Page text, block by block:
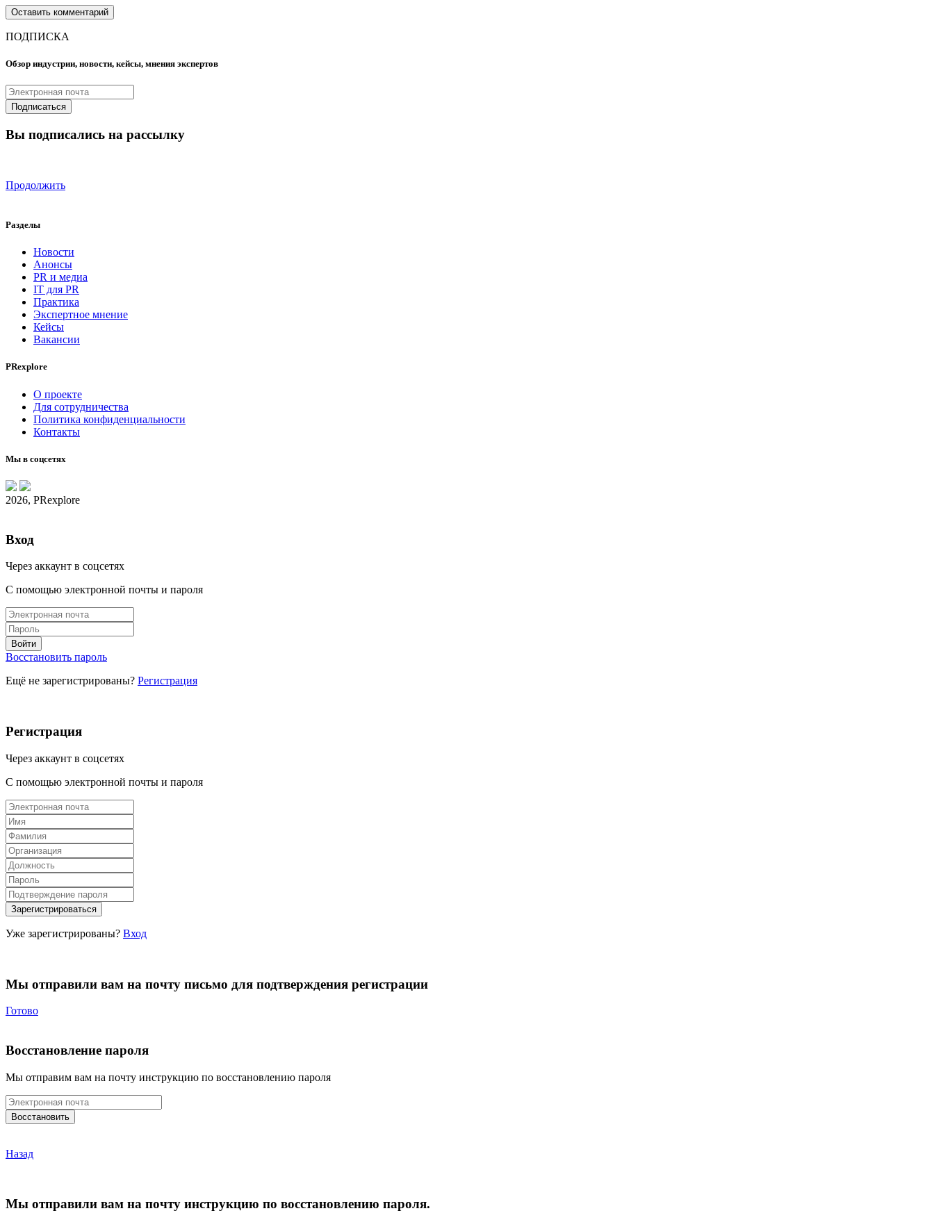
ПОДПИСКА
Обзор индустрии, новости, кейсы, мнения экспертов
Вы подписались на рассылку
Продолжить
Разделы
Новости
Анонсы
PR и медиа
IT для PR
Практика
Экспертное мнение
Кейсы
Вакансии
PRexplore
О проекте
Для сотрудничества
Политика конфиденциальности
Контакты
Мы в соцсетях
2026, PRexplore
Вход
Через аккаунт в соцсетях
С помощью электронной почты и пароля
Восстановить пароль
Ещё не зарегистрированы? Регистрация
Регистрация
Через аккаунт в соцсетях
С помощью электронной почты и пароля
Уже зарегистрированы? Вход
Мы отправили вам на почту письмо для подтверждения регистрации
Готово
Восстановление пароля
Мы отправим вам на почту инструкцию по восстановлению пароля
Назад
Мы отправили вам на почту инструкцию по восстановлению пароля.